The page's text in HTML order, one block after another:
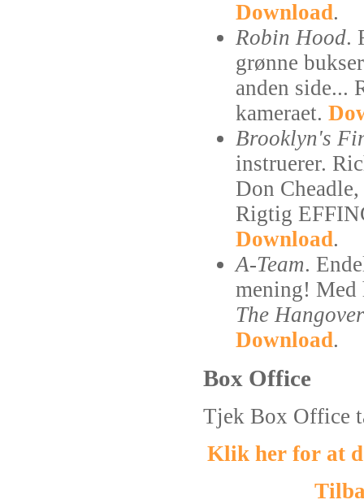
Download.
Robin Hood.
grønne
anden side...
kameraet.
Brooklyn's
instruerer.
Don
Rigtig
Download.
A-Team.
mening!
The Hangover
Download.
Box Office
Tjek Box Office
Klik her for at